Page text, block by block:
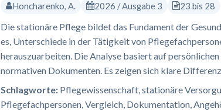
Honcharenko, A. 2026 / Ausgabe 3 23 bis 28
Die stationäre Pflege bildet das Fundament der
es, Unterschiede in der Tätigkeit von
herauszuarbeiten. Die Analyse basiert auf
normativen Dokumenten. Es zeigen sich klare
Schlagworte: Pflegewissenschaft, stationäre
Pflegefachpersonen, Vergleich, Dokumentation,